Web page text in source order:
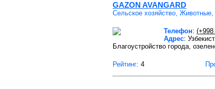
GAZON AVANGARD
Сельское хозяйство, Животные,
Телефон:
Адрес:
Благоустройство города,
Рейтинг: 4